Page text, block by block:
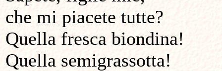
che mi piacete tutte?
Quella fresca biondina!
Quella semigrassotta!